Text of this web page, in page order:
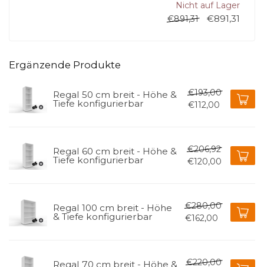
Nicht auf Lager
€891,31
€891,31
Ergänzende Produkte
Regal 50 cm breit - Höhe &
Tiefe konfigurierbar
€193,00
€112,00
Regal 60 cm breit - Höhe &
Tiefe konfigurierbar
€206,92
€120,00
Regal 100 cm breit - Höhe
& Tiefe konfigurierbar
€280,00
€162,00
Regal 70 cm breit - Höhe & €220,00